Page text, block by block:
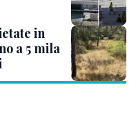
in
a 5 mila